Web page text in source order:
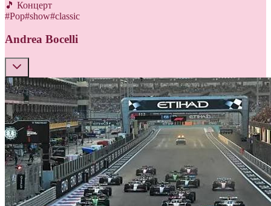
🎵 Концерт
#Pop#show#classic
Andrea Bocelli